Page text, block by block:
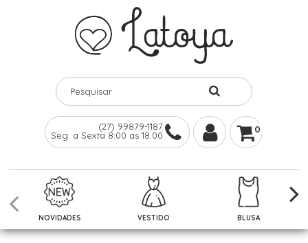
(27) 99879-1187
Seg. a Sexta 8:00 as 18:00
0
NOVIDADES VESTIDO BLUSA